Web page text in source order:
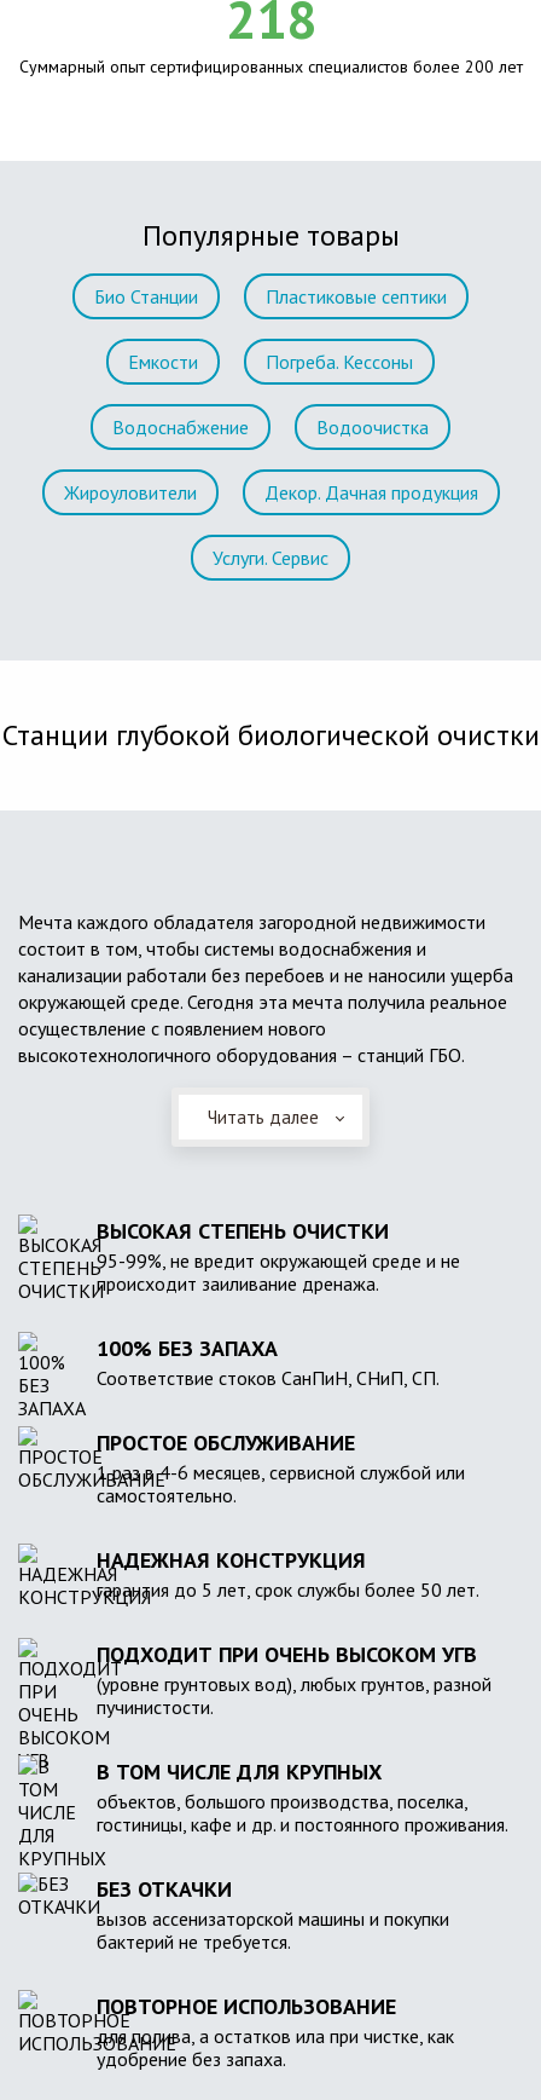
218
Суммарный опыт сертифицированных специалистов более 200 лет
Популярные товары
Био Станции Пластиковые септики
Емкости Погреба. Кессоны
Водоснабжение Водоочистка
Жироуловители Декор. Дачная продукция
Услуги. Сервис
Станции глубокой биологической очистки
Мечта каждого обладателя загородной недвижимости
состоит в том, чтобы системы водоснабжения и
канализации работали без перебоев и не наносили ущерба
окружающей среде. Сегодня эта мечта получила реальное
осуществление с появлением нового
высокотехнологичного оборудования – станций ГБО.
Читать далее
ВЫСОКАЯ СТЕПЕНЬ ОЧИСТКИ
95-99%, не вредит окружающей среде и не
происходит заиливание дренажа.
100% БЕЗ ЗАПАХА
Соответствие стоков СанПиН, СНиП, СП.
ПРОСТОЕ ОБСЛУЖИВАНИЕ
1 раз в 4-6 месяцев, сервисной службой или
самостоятельно.
НАДЕЖНАЯ КОНСТРУКЦИЯ
гарантия до 5 лет, срок службы более 50 лет.
ПОДХОДИТ ПРИ ОЧЕНЬ ВЫСОКОМ УГВ
(уровне грунтовых вод), любых грунтов, разной
пучинистости.
В ТОМ ЧИСЛЕ ДЛЯ КРУПНЫХ
объектов, большого производства, поселка,
гостиницы, кафе и др. и постоянного проживания.
БЕЗ ОТКАЧКИ
вызов ассенизаторской машины и покупки
бактерий не требуется.
ПОВТОРНОЕ ИСПОЛЬЗОВАНИЕ
для полива, а остатков ила при чистке, как
удобрение без запаха.